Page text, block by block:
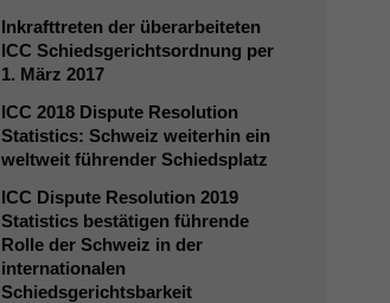
Inkrafttreten der überarbeiteten
ICC Schiedsgerichtsordnung per
1. März 2017
ICC 2018 Dispute Resolution
Statistics: Schweiz weiterhin ein
weltweit führender Schiedsplatz
ICC Dispute Resolution 2019
Statistics bestätigen führende
Rolle der Schweiz in der
internationalen
Schiedsgerichtsbarkeit